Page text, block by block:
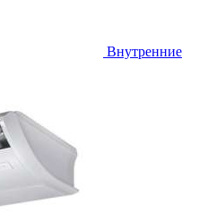
Внутренние